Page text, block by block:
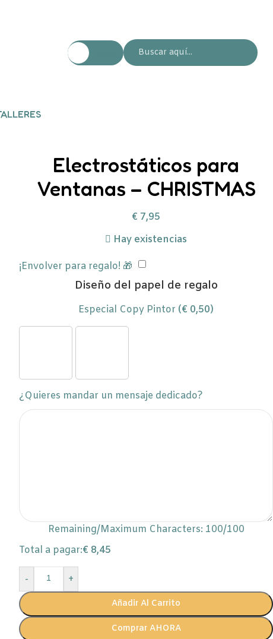
Electrostáticos para
Ventanas – CHRISTMAS
€ 7,95
Hay existencias
¡Envolver para regalo! 🎁
Diseño del papel de regalo
Especial Copy Pintor (€ 0,50)
¿Quieres mandar un mensaje dedicado?
Remaining/Maximum Characters: 100/100
Total a pagar:€ 8,45
- +
Añadir Al Carrito
Comprar AHORA